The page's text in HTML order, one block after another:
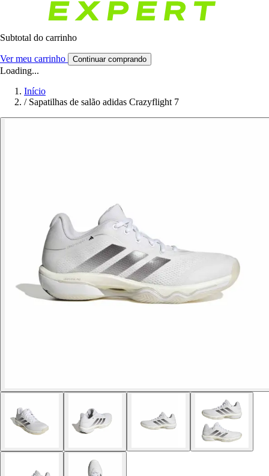
Subtotal do carrinho
Ver meu carrinho Continuar comprando
Loading...
Início
/ Sapatilhas de salão adidas Crazyflight 7